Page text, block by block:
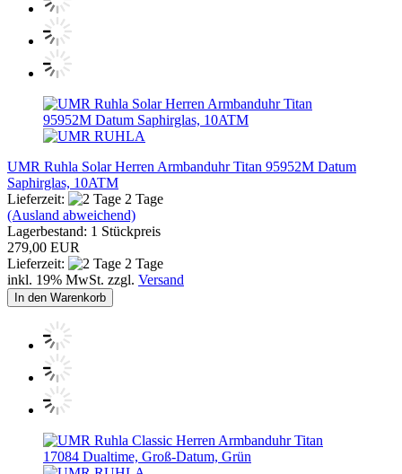
UMR Ruhla Solar Herren Armbanduhr Titan 95952M Datum
Saphirglas, 10ATM
Lieferzeit:
2 Tage
(Ausland abweichend)
Lagerbestand: 1 Stückpreis
279,00 EUR
Lieferzeit:
2 Tage
inkl. 19% MwSt. zzgl. Versand
In den Warenkorb